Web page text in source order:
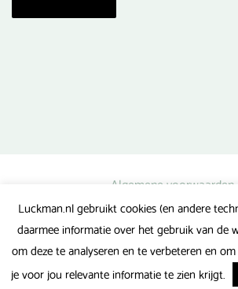
Algemene voorwaarden
Privacy verklaring
Veel gestelde vragen
Luckman.nl gebruikt cookies (en andere
daarmee informatie over het gebruik van de
om deze te analyseren en te verbeteren en
je voor jou relevante informatie te zien krijgt.